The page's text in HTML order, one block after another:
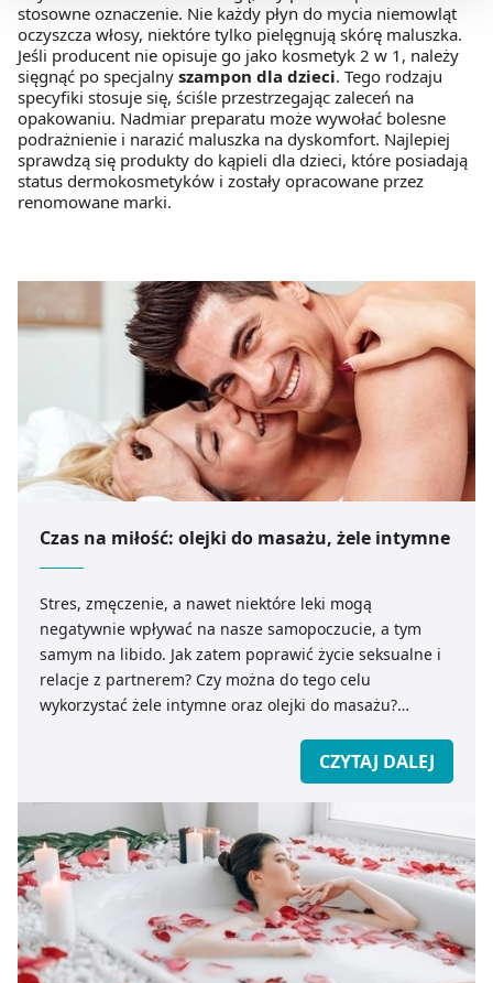
Możesz również kliknąć „ Zaakceptuj niezbędne”, co
będzie oznaczało, że nie wyrażasz zgody na
pozyskiwanie od Ciebie danych, które nie są niezbędne
dla funkcjonowania Strony. Będzie się to jednak wiązało
z brakiem dostępu do wszystkich funkcjonalności
Strony.
stosowne oznaczenie. Nie każdy płyn do mycia niemowląt
oczyszcza włosy, niektóre tylko pielęgnują skórę maluszka.
Jeśli producent nie opisuje go jako kosmetyk 2 w 1, należy
sięgnąć po specjalny szampon dla dzieci. Tego rodzaju
specyfiki stosuje się, ściśle przestrzegając zaleceń na
opakowaniu. Nadmiar preparatu może wywołać bolesne
podrażnienie i narazić maluszka na dyskomfort. Najlepiej
sprawdzą się produkty do kąpieli dla dzieci, które posiadają
status dermokosmetyków i zostały opracowane przez
renomowane marki.
Czas na miłość: olejki do masażu, żele intymne
Stres, zmęczenie, a nawet niektóre leki mogą
negatywnie wpływać na nasze samopoczucie, a tym
samym na libido. Jak zatem poprawić życie seksualne i
relacje z partnerem? Czy można do tego celu
wykorzystać żele intymne oraz olejki do masażu?
CZYTAJ DALEJ